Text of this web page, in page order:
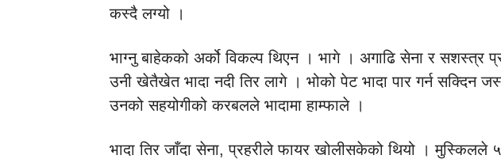
कस्दै लग्यो ।
भाग्नु बाहेकको अर्को विकल्प थिएन । भागे । अगाढि सेना र सशस्त्र
उनी खेतैखेत भादा नदी तिर लागे । भोको पेट भादा पार गर्न सक्दिन
उनको सहयोगीको करबलले भादामा हाम्फाले ।
भादा तिर जाँदा सेना, प्रहरीले फायर खोलीसकेको थियो ।